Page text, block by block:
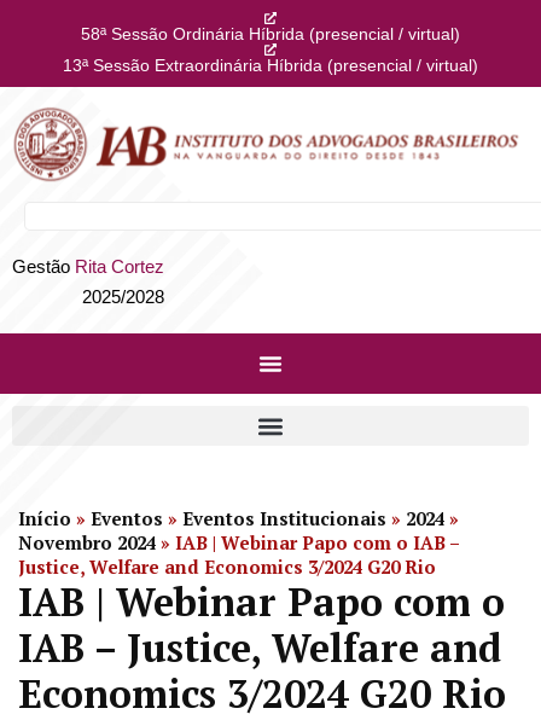
58ª Sessão Ordinária Híbrida (presencial / virtual)
13ª Sessão Extraordinária Híbrida (presencial / virtual)
Gestão Rita Cortez
2025/2028
Início » Eventos » Eventos Institucionais » 2024 »
Novembro 2024 » IAB | Webinar Papo com o IAB –
Justice, Welfare and Economics 3/2024 G20 Rio
IAB | Webinar Papo com o
IAB – Justice, Welfare and
Economics 3/2024 G20 Rio